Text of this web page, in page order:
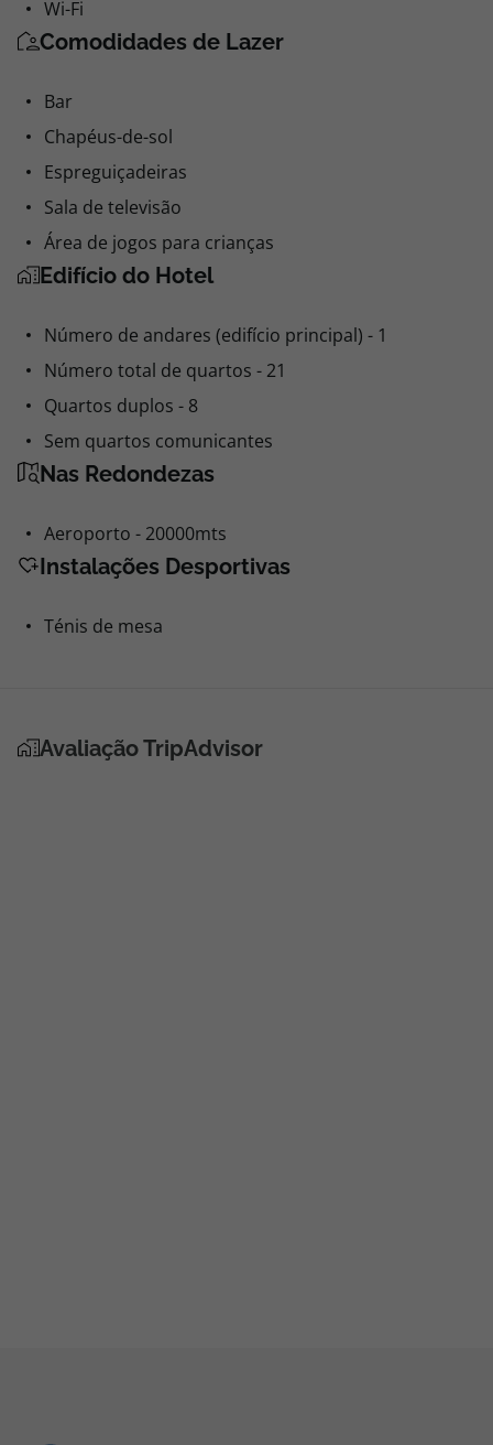
Wi-Fi
Comodidades de Lazer
Bar
Chapéus-de-sol
Espreguiçadeiras
Sala de televisão
Área de jogos para crianças
Edifício do Hotel
Número de andares (edifício principal) - 1
Número total de quartos - 21
Quartos duplos - 8
Sem quartos comunicantes
Nas Redondezas
Aeroporto - 20000mts
Instalações Desportivas
Ténis de mesa
Avaliação TripAdvisor